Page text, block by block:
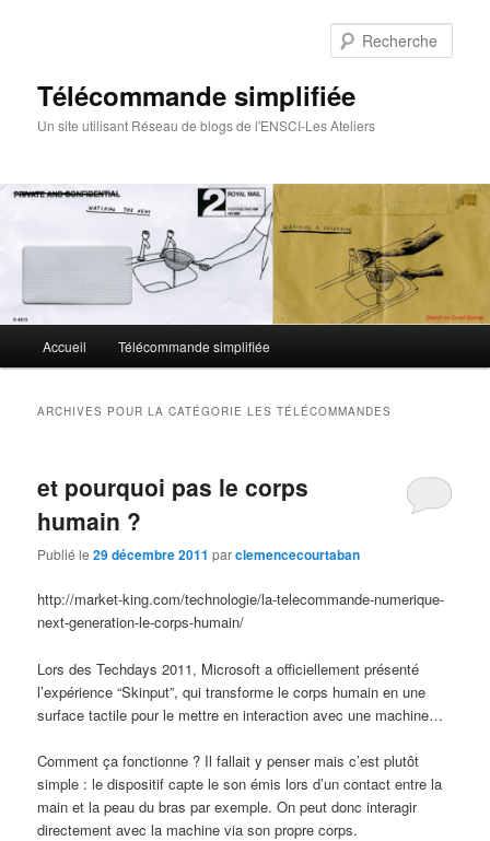
Télécommande simplifiée
Un site utilisant Réseau de blogs de l'ENSCI-Les Ateliers
principal
Aller
principal
Aller
secondaire
Accueil Télécommande simplifiée
ARCHIVES POUR LA CATÉGORIELES TÉLÉCOMMANDES
et pourquoi pas le corps
humain ?
Publié le29 décembre 2011 parclemencecourtaban
http://market-king.com/technologie/la-telecommande-numerique-
next-generation-le-corps-humain/
Lors des Techdays 2011, Microsoft a officiellement présenté
l’expérience “Skinput”, qui transforme le corps humain en une
surface tactile pour le mettre en interaction avec une machine…
Comment ça fonctionne ? Il fallait y penser mais c’est plutôt
simple : le dispositif capte le son émis lors d’un contact entre la
main et la peau du bras par exemple. On peut donc interagir
directement avec la machine via son propre corps.